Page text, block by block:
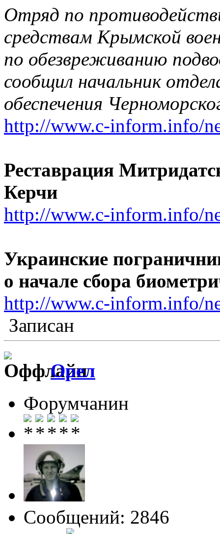
Отряд по
средствам Крымской
по обезвреживанию
сообщил начальник
обеспечения
http://www.c-inform.info/
Реставрация
Керчи
http://www.c-inform.info/
Украинские
о начале сбора
http://www.c-inform.info/
Записан
Орел
Форумчанин
Сообщений: 2846